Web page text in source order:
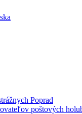
Poprad
poštových